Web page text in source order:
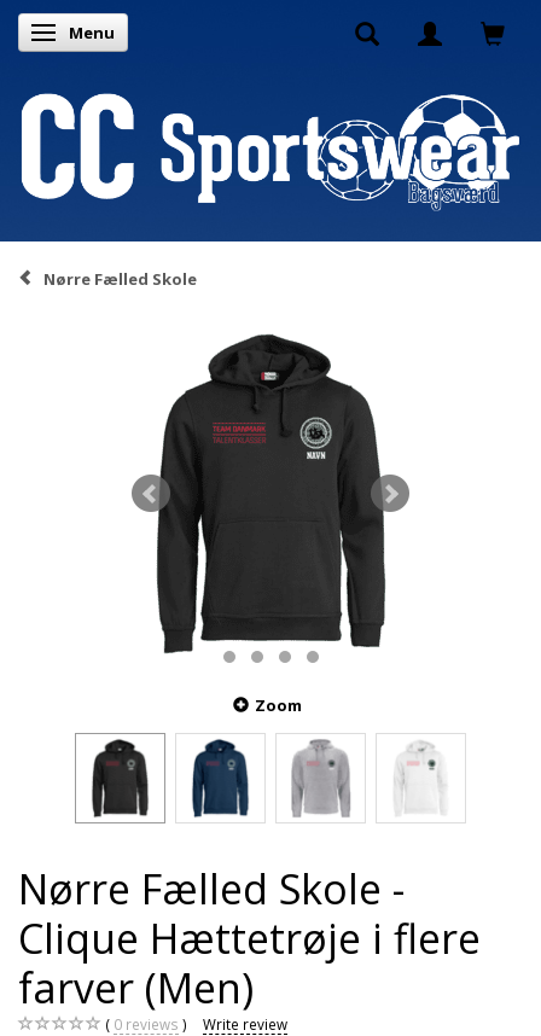
Toggle navigation
Menu
Nørre Fælled Skole
Zoom
Nørre Fælled Skole -
Clique Hættetrøje i flere
farver (Men)
0 reviews Write review